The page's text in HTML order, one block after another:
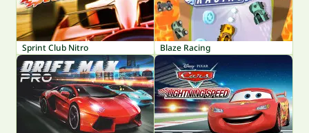
Sprint Club Nitro Blaze Racing